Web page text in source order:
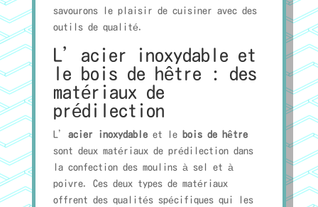
savourons le plaisir de cuisiner avec des
outils de qualité.
L’acier inoxydable et
le bois de hêtre : des
matériaux de
prédilection
L’ acier inoxydableet le
bois de hêtre
sont deux matériaux de prédilection dans
la confection des moulins à sel et à
poivre. Ces deux types de matériaux
offrent des qualités spécifiques qui les